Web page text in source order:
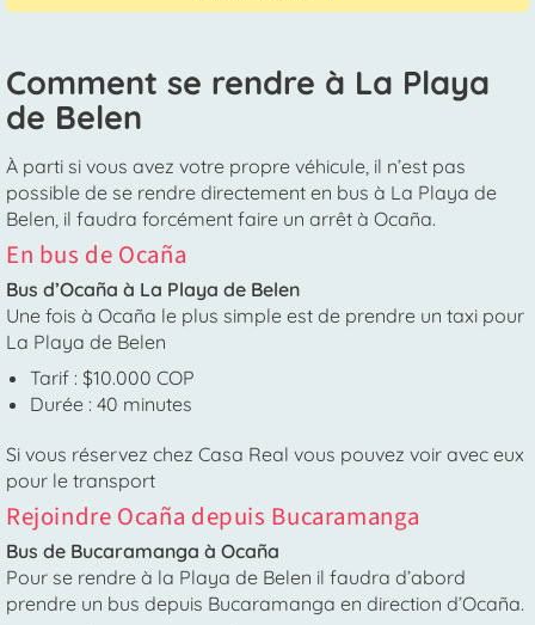
Comment se rendre à La Playa
de Belen
À parti si vous avez votre propre véhicule, il n’est pas
possible de se rendre directement en bus à La Playa de
Belen, il faudra forcément faire un arrêt à Ocaña.
En bus de Ocaña
Bus d’Ocaña à La Playa de Belen
Une fois à Ocaña le plus simple est de prendre un taxi pour
La Playa de Belen
Tarif : $10.000 COP
Durée : 40 minutes
Si vous réservez chez Casa Real vous pouvez voir avec eux
pour le transport
Rejoindre Ocaña depuis Bucaramanga
Bus de Bucaramanga à Ocaña
Pour se rendre à la Playa de Belen il faudra d’abord
prendre un bus depuis Bucaramanga en direction d’Ocaña.